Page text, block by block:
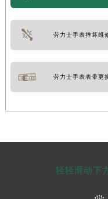
劳力士手表摔坏维
劳力士手表表带更
轻轻滑动下